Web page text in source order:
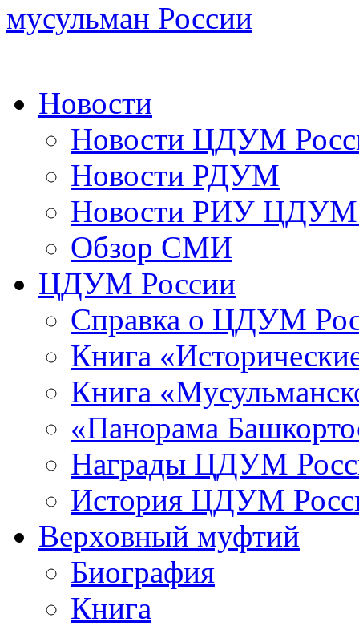
мусульман России
Новости
Новости ЦДУМ
Новости РДУМ
Новости РИУ ЦДУМ
Обзор СМИ
ЦДУМ России
Справка о ЦДУМ
Книга
Книга
«Панорама
Награды ЦДУМ
История ЦДУМ
Верховный муфтий
Биография
Книга